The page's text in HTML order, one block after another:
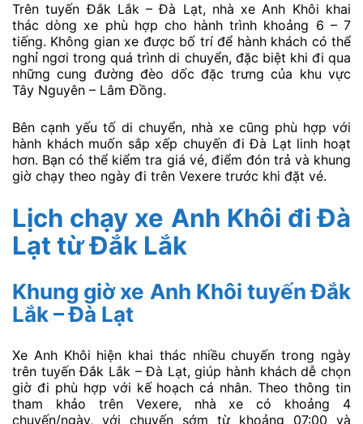
Trên tuyến Đắk Lắk – Đà Lạt, nhà xe Anh Khôi khai
thác dòng xe phù hợp cho hành trình khoảng 6 – 7
tiếng. Không gian xe được bố trí để hành khách có thể
nghỉ ngơi trong quá trình di chuyển, đặc biệt khi đi qua
những cung đường đèo dốc đặc trưng của khu vực
Tây Nguyên – Lâm Đồng.
Bên cạnh yếu tố di chuyển, nhà xe cũng phù hợp với
hành khách muốn sắp xếp chuyến đi Đà Lạt linh hoạt
hơn. Bạn có thể kiểm tra giá vé, điểm đón trả và khung
giờ chạy theo ngày đi trên Vexere trước khi đặt vé.
Lịch chạy xe Anh Khôi đi Đà
Lạt từ Đắk Lắk
Khung giờ xe Anh Khôi tuyến Đắk
Lắk – Đà Lạt
Xe Anh Khôi hiện khai thác nhiều chuyến trong ngày
trên tuyến Đắk Lắk – Đà Lạt, giúp hành khách dễ chọn
giờ đi phù hợp với kế hoạch cá nhân. Theo thông tin
tham khảo trên Vexere, nhà xe có khoảng 4
chuyến/ngày, với chuyến sớm từ khoảng 07:00 và